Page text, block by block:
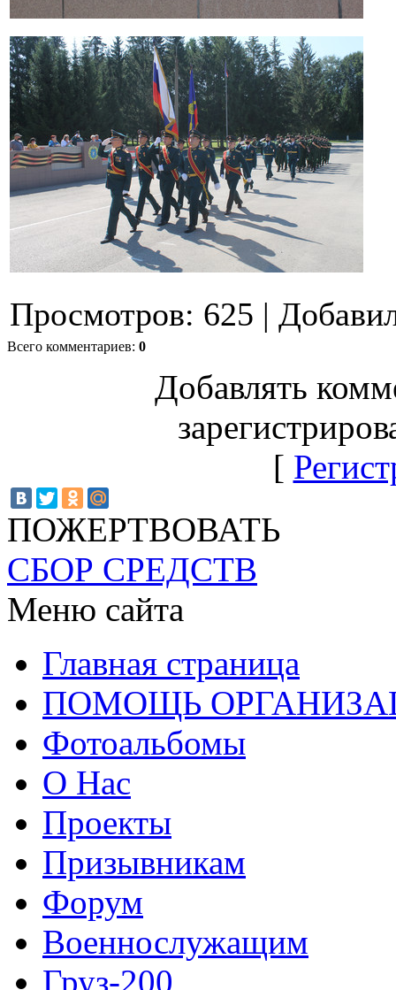
Просмотров: 625 |
Всего комментариев: 0
Добавлять
[
ПОЖЕРТВОВАТЬ
СБОР СРЕДСТВ
Меню сайта
Главная страница
ПОМОЩЬ
Фотоальбомы
О Нас
Проекты
Призывникам
Форум
Военнослужащим
Груз-200